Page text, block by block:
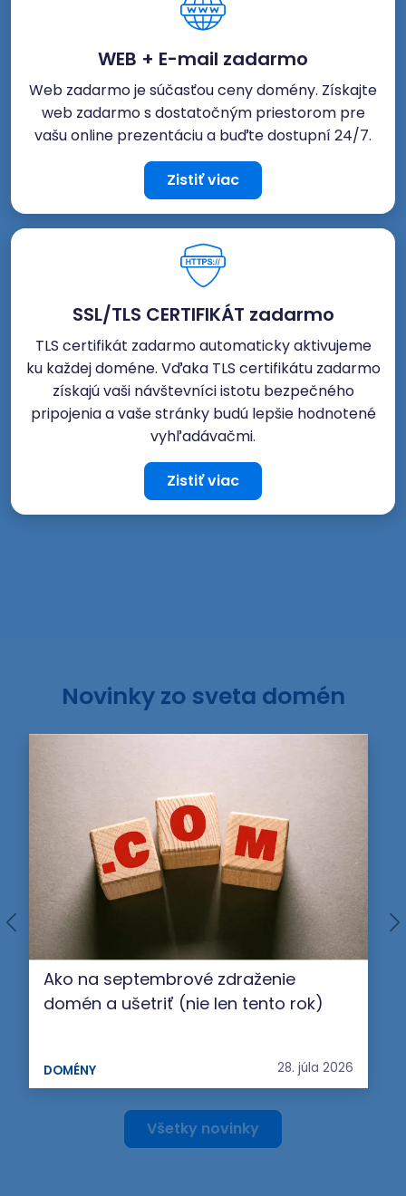
WEB + E-mail zadarmo
Web zadarmo je súčasťou ceny domény. Získajte
web zadarmo s dostatočným priestorom pre
vašu online prezentáciu a buďte dostupní 24/7.
Zistiť viac
SSL/TLS CERTIFIKÁT zadarmo
TLS certifikát zadarmo automaticky aktivujeme
ku každej doméne. Vďaka TLS certifikátu zadarmo
získajú vaši návštevníci istotu bezpečného
pripojenia a vaše stránky budú lepšie hodnotené
vyhľadávačmi.
Zistiť viac
Novinky zo sveta domén
Ako na septembrové zdraženie
domén a ušetriť (nie len tento rok)
DOMÉNY 28. júla 2026
Všetky novinky